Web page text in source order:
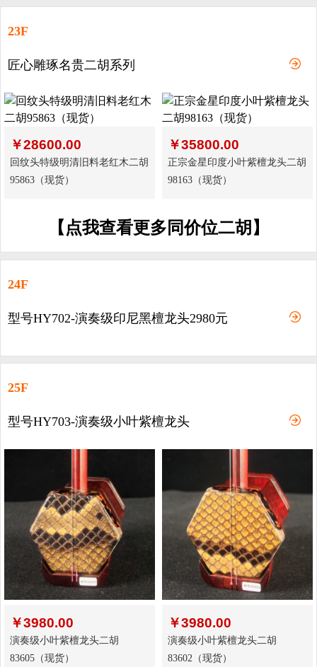
23F
匠心雕琢名贵二胡系列
￥28600.00
回纹头特级明清旧料老红木二胡
95863（现货）
￥35800.00
正宗金星印度小叶紫檀龙头二胡
98163（现货）
【点我查看更多同价位二胡】
24F
型号HY702-演奏级印尼黑檀龙头2980元
25F
型号HY703-演奏级小叶紫檀龙头
￥3980.00
演奏级小叶紫檀龙头二胡
83605（现货）
￥3980.00
演奏级小叶紫檀龙头二胡
83602（现货）